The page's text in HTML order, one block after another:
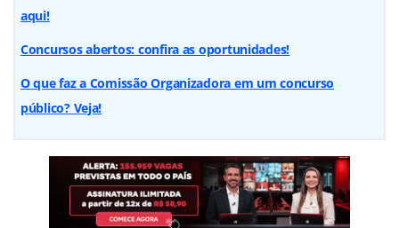
aqui!
Concursos abertos: confira as oportunidades!
O que faz a Comissão Organizadora em um concurso
público? Veja!